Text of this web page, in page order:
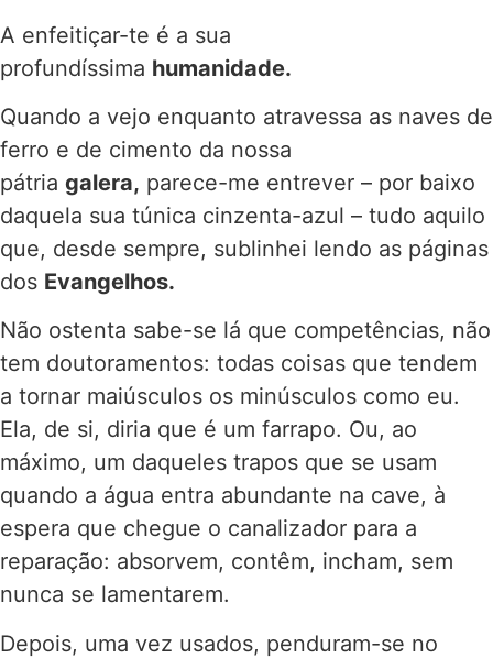
A enfeitiçar-te é a sua
profundíssima humanidade.
Quando a vejo enquanto atravessa as naves de
ferro e de cimento da nossa
pátria galera, parece-me entrever – por baixo
daquela sua túnica cinzenta-azul – tudo aquilo
que, desde sempre, sublinhei lendo as páginas
dos Evangelhos.
Não ostenta sabe-se lá que competências, não
tem doutoramentos: todas coisas que tendem
a tornar maiúsculos os minúsculos como eu.
Ela, de si, diria que é um farrapo. Ou, ao
máximo, um daqueles trapos que se usam
quando a água entra abundante na cave, à
espera que chegue o canalizador para a
reparação: absorvem, contêm, incham, sem
nunca se lamentarem.
Depois, uma vez usados, penduram-se no